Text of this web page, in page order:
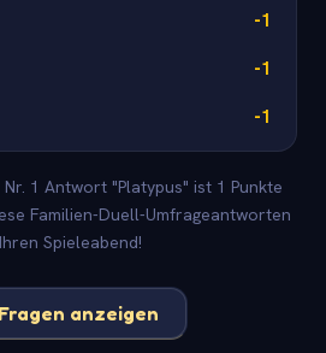
-1
-1
-1
1 Antwort "Platypus" ist 1 Punkte
Familien-Duell-Umfrageantworten
Spieleabend!
anzeigen